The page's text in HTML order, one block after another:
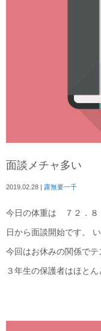
面談メチャ多い
2019.02.28 | 露無要一千
今日の体重は ７２．
日から面談開始です。
今回はお休みの関係で
３年生の保護者はほと